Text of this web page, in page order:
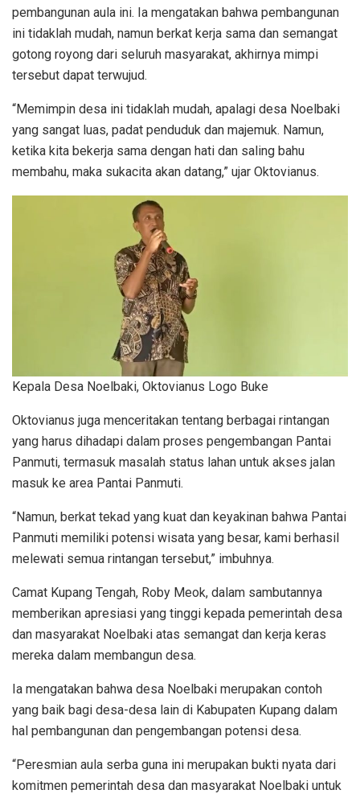
pembangunan aula ini. Ia mengatakan bahwa pembangunan
ini tidaklah mudah, namun berkat kerja sama dan semangat
gotong royong dari seluruh masyarakat, akhirnya mimpi
tersebut dapat terwujud.
“Memimpin desa ini tidaklah mudah, apalagi desa Noelbaki
yang sangat luas, padat penduduk dan majemuk. Namun,
ketika kita bekerja sama dengan hati dan saling bahu
membahu, maka sukacita akan datang,” ujar Oktovianus.
Kepala Desa Noelbaki, Oktovianus Logo Buke
Oktovianus juga menceritakan tentang berbagai rintangan
yang harus dihadapi dalam proses pengembangan Pantai
Panmuti, termasuk masalah status lahan untuk akses jalan
masuk ke area Pantai Panmuti.
“Namun, berkat tekad yang kuat dan keyakinan bahwa Pantai
Panmuti memiliki potensi wisata yang besar, kami berhasil
melewati semua rintangan tersebut,” imbuhnya.
Camat Kupang Tengah, Roby Meok, dalam sambutannya
memberikan apresiasi yang tinggi kepada pemerintah desa
dan masyarakat Noelbaki atas semangat dan kerja keras
mereka dalam membangun desa.
Ia mengatakan bahwa desa Noelbaki merupakan contoh
yang baik bagi desa-desa lain di Kabupaten Kupang dalam
hal pembangunan dan pengembangan potensi desa.
“Peresmian aula serba guna ini merupakan bukti nyata dari
komitmen pemerintah desa dan masyarakat Noelbaki untuk